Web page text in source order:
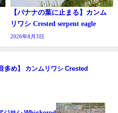
【バナナの葉に止まる】カンム
リワシ Crested serpent eagle
2026年8月3日
多め】 カンムリワシ Crested